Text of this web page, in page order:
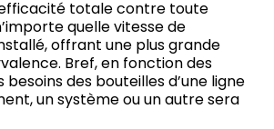
totale contre toute
quelle vitesse de
offrant une plus grande
Bref, en fonction des
des bouteilles d’une ligne
un système ou un autre sera